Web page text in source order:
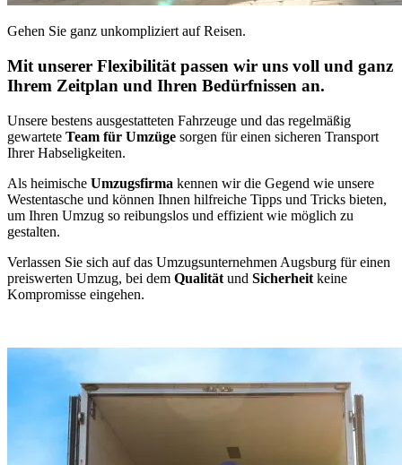
Gehen Sie ganz unkompliziert auf Reisen.
Mit unserer Flexibilität passen wir uns voll und ganz
Ihrem Zeitplan und Ihren Bedürfnissen an.
Unsere bestens ausgestatteten Fahrzeuge und das regelmäßig
gewartete Team für Umzüge sorgen für einen sicheren Transport
Ihrer Habseligkeiten.
Als heimische Umzugsfirma kennen wir die Gegend wie unsere
Westentasche und können Ihnen hilfreiche Tipps und Tricks bieten,
um Ihren Umzug so reibungslos und effizient wie möglich zu
gestalten.
Verlassen Sie sich auf das Umzugsunternehmen Augsburg für einen
preiswerten Umzug, bei dem Qualität und Sicherheit keine
Kompromisse eingehen.